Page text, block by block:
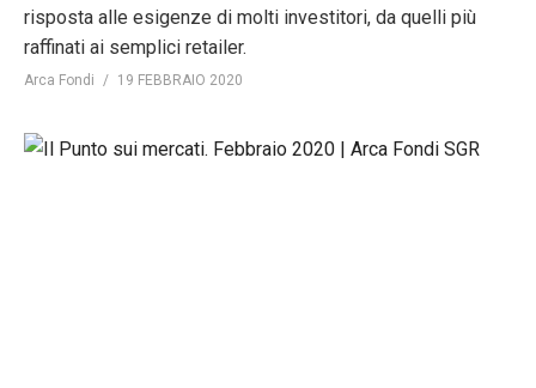
risposta alle esigenze di molti investitori, da quelli più
raffinati ai semplici retailer.
Arca Fondi 19 FEBBRAIO 2020